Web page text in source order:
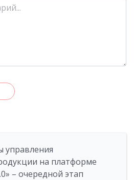
управления
на платформе
– очередной этап